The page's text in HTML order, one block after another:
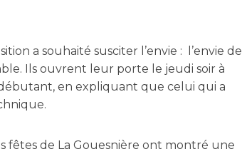
a souhaité susciter l’envie : l’envie de
Ils ouvrent leur porte le jeudi soir à
en expliquant que celui qui a
fêtes de La Gouesnière ont montré une